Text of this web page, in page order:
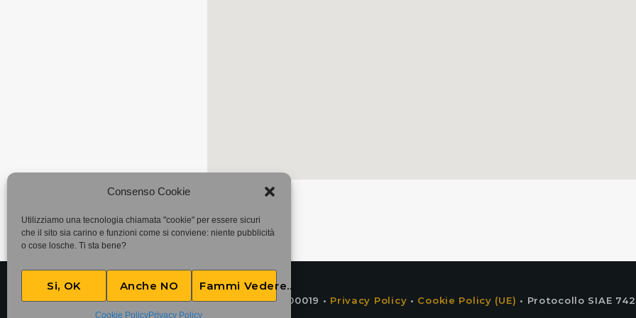
Consenso Cookie
Utilizziamo una tecnologia chiamata "cookie" per essere sicuri
che il sito sia carino e funzioni come si conviene: niente pubblicità
o cose losche. Ti sta bene?
Si, OK Anche NO Fammi Vedere..
Cookie PolicyPrivacy Policy
©2025Associazione Bandito • CF 97882400019 • Privacy Policy • Cookie Policy (UE) • Protocollo SIAE